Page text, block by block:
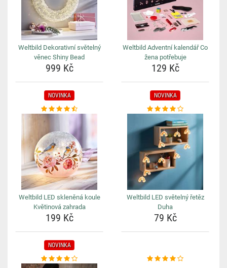
Weltbild Dekorativní světelný
věnec Shiny Bead
999 Kč
Weltbild Adventní kalendář Co
žena potřebuje
129 Kč
NOVINKA
Weltbild LED skleněná koule
Květinová zahrada
199 Kč
NOVINKA
Weltbild LED světelný řetěz
Duha
79 Kč
NOVINKA